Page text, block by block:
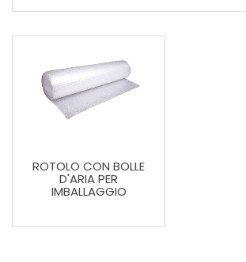
ROTOLO CON BOLLE
D'ARIA PER
IMBALLAGGIO